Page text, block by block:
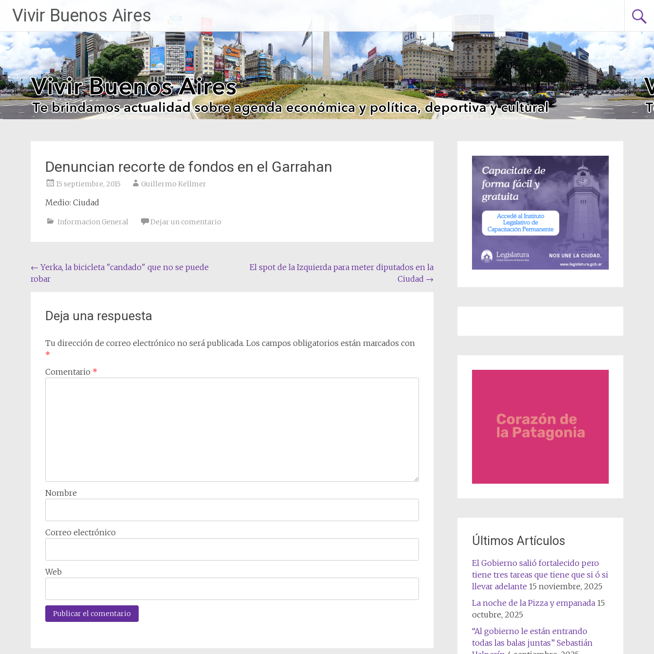
contenido
Vivir Buenos Aires
Denuncian recorte de fondos en el Garrahan
15 septiembre, 2015 Guillermo Kellmer
Medio: Ciudad
Informacion General Dejar un comentario
Navegación
de
← Yerka, la bicicleta "candado" que no se puede
robar
El spot de la Izquierda para meter diputados en la
Ciudad →
Deja una respuesta
Tu dirección de correo electrónico no será publicada. Los campos obligatorios están marcados con
*
Comentario *
Nombre
Correo electrónico
Web
Últimos Artículos
El Gobierno salió fortalecido pero
tiene tres tareas que tiene que si ó si
llevar adelante 15 noviembre, 2025
La noche de la Pizza y empanada 15
octubre, 2025
“Al gobierno le están entrando
todas las balas juntas” Sebastián